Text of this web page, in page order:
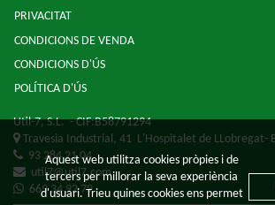
PRIVACITAT
CONDICIONS DE VENDA
CONDICIONS D'ÚS
POLÍTICA D'ÚS
Util-7, S.L.- CIF:B58791294
Travesia Industrial, 41 L'Hospitalet de LLobregat-
93 284 21 04
util7@util7.com
669 34 92 79
Aquest web utilitza cookies pròpies i de
tercers per millorar la seva experiència
d'usuari. Trieu quines cookies ens permet